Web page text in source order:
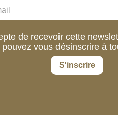
de recevoir cette
vous désinscrire à
S'inscrire